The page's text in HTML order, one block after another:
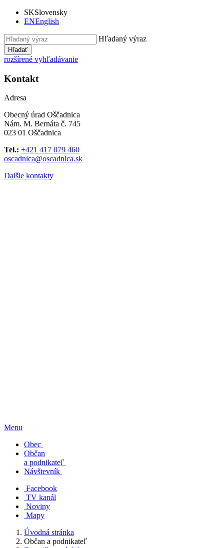
SKSlovensky
ENEnglish
Hľadaný výraz
Hľadať
rozšírené vyhľadávanie
Kontakt
Adresa
Obecný úrad Oščadnica
Nám. M. Bernáta č. 745
023 01 Oščadnica
Tel.: +421 417 079 460
oscadnica@oscadnica.sk
Dalšie kontakty
Menu
Obec
Občan
a podnikateľ
Návštevník
Facebook
TV kanál
Noviny
Mapy
Úvodná stránka
Občan a podnikateľ